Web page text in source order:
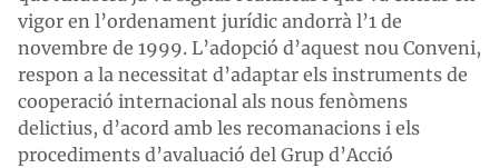
vigor en l’ordenament jurídic andorrà l’1 de
novembre de 1999. L’adopció d’aquest nou Conveni,
respon a la necessitat d’adaptar els instruments de
cooperació internacional als nous fenòmens
delictius, d’acord amb les recomanacions i els
procediments d’avaluació del Grup d’Acció